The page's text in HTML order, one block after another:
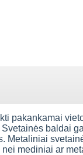
pakankamai
baldai
Metaliniai
mediniai ar